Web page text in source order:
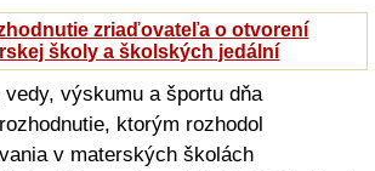
zriaďovateľa o otvorení
školy a školských jedální
výskumu a športu dňa
ktorým rozhodol
v materských školách